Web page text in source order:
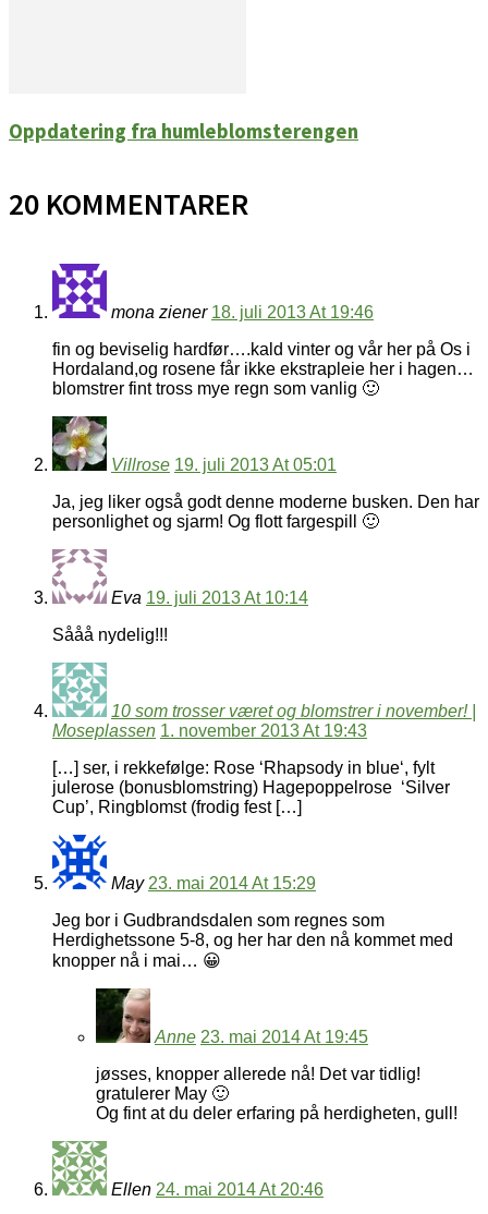
Oppdatering fra humleblomsterengen
20 KOMMENTARER
mona ziener 18. juli 2013 At 19:46
fin og beviselig hardfør….kald vinter og vår her på Os i
Hordaland,og rosene får ikke ekstrapleie her i hagen…
blomstrer fint tross mye regn som vanlig 🙂
Villrose 19. juli 2013 At 05:01
Ja, jeg liker også godt denne moderne busken. Den har
personlighet og sjarm! Og flott fargespill 🙂
Eva 19. juli 2013 At 10:14
Sååå nydelig!!!
10 som trosser været og blomstrer i november! |
Moseplassen 1. november 2013 At 19:43
[…] ser, i rekkefølge: Rose ‘Rhapsody in blue‘, fylt
julerose (bonusblomstring) Hagepoppelrose ‘Silver
Cup’, Ringblomst (frodig fest […]
May 23. mai 2014 At 15:29
Jeg bor i Gudbrandsdalen som regnes som
Herdighetssone 5-8, og her har den nå kommet med
knopper nå i mai… 😀
Anne 23. mai 2014 At 19:45
jøsses, knopper allerede nå! Det var tidlig!
gratulerer May 🙂
Og fint at du deler erfaring på herdigheten, gull!
Ellen 24. mai 2014 At 20:46